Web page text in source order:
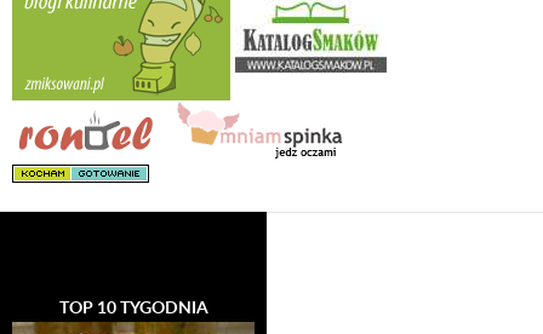
TOP 10 TYGODNIA